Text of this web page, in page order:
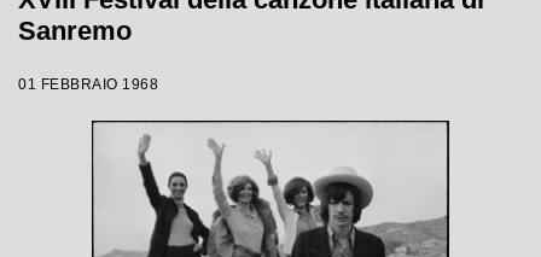
Sanremo
01 FEBBRAIO 1968